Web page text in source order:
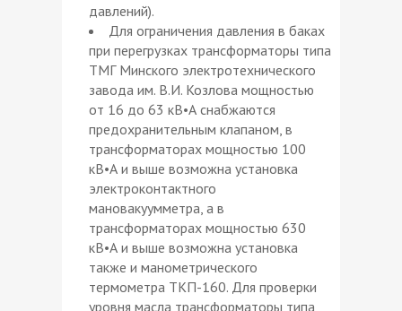
давлений).
Для ограничения давления в баках
при перегрузках трансформаторы типа
ТМГ Минского электротехнического
завода им. В.И. Козлова мощностью
от 16 до 63 кВ•А снабжаются
предохранительным клапаном, в
трансформаторах мощностью 100
кВ•А и выше возможна установка
электроконтактного
мановакуумметра, а в
трансформаторах мощностью 630
кВ•А и выше возможна установка
также и манометрического
термометра ТКП-160. Для проверки
уровня масла трансформаторы типа